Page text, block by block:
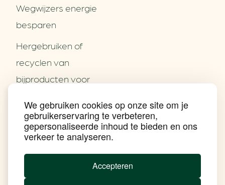
We gebruiken cookies op onze site om je
gebruikerservaring te verbeteren,
gepersonaliseerde inhoud te bieden en ons
verkeer te analyseren.
Accepteren
Partners
Contact
Nieuws
Praktijkverhalen
Events
Nieuwsbrief
Achtergrond klimaatverandering
Beprijzing van CO2
Wegwijzers energie
besparen
Hergebruiken of
recyclen van
bijproducten voor
Energie besparen op
uw PC